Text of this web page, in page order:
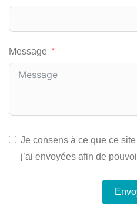
Message
Je consens à ce que ce
j’ai envoyées afin de